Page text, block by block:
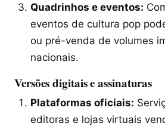
Quadrinhos e eventos:
eventos de cultura pop
ou pré-venda de volumes
nacionais.
Versões digitais e assinaturas
Plataformas oficiais:
editoras e lojas virtuais